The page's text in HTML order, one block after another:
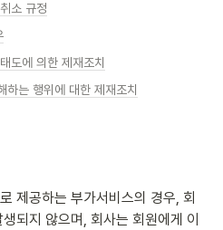
소 규정
도에 의한 제재조치
하는 행위에 대한 제재조치
제공하는 부가서비스의 경우, 회
되지 않으며, 회사는 회원에게 이